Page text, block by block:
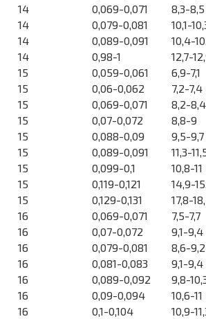
14 0,069-0,071
8,3-8,5
14 0,079-0,081
10,1-
14 0,089-0,091
10,4-
14 0,98-1
12,7-
15 0,059-0,061
6,9-7,1
15 0,06-0,062
7,2-7,4
15 0,069-0,071
8,2-8,4
15 0,07-0,072
8,8-9
15 0,088-0,09
9,5-9,7
15 0,089-0,091
11,3-
15 0,099-0,1
10,8-11
15 0,119-0,121
14,9-
15 0,129-0,131
17,8-
16 0,069-0,071
7,5-7,7
16 0,07-0,072
9,1-9,4
16 0,079-0,081
8,6-9,2
16 0,081-0,083
9,1-9,4
16 0,089-0,092
9,8-
16 0,09-0,094
10,6-11
16 0,1-0,104
10,9-